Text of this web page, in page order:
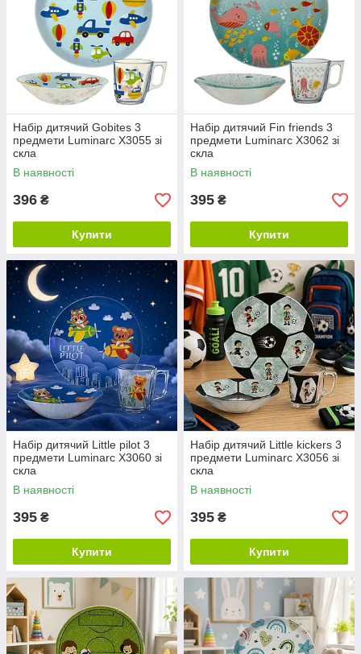
Набір дитячий Gobites 3
предмети Luminarc X3055 зі
скла
В наявності
396 ₴
Купити
Набір дитячий Fin friends 3
предмети Luminarc X3062 зі
скла
В наявності
395 ₴
Купити
Набір дитячий Little pilot 3
предмети Luminarc X3060 зі
скла
В наявності
395 ₴
Купити
Набір дитячий Little kickers 3
предмети Luminarc X3056 зі
скла
В наявності
395 ₴
Купити